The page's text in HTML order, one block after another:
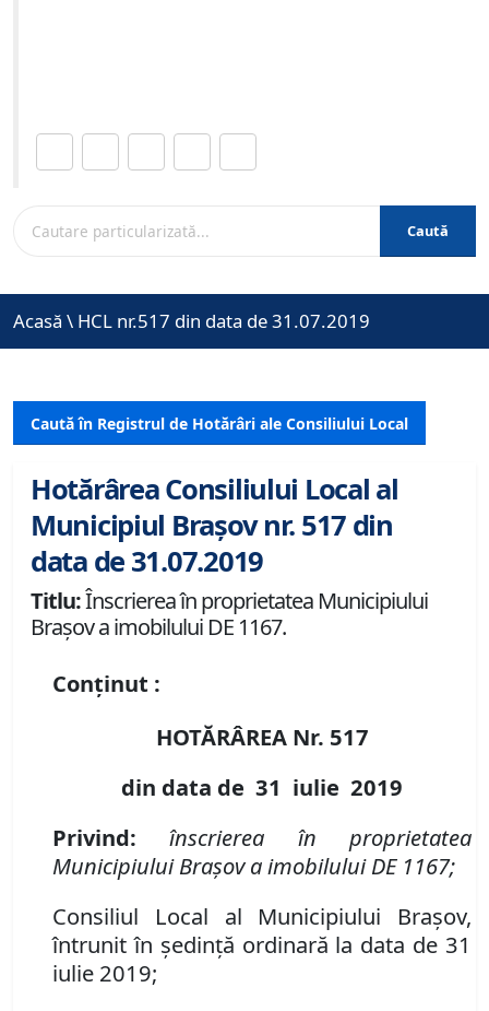
Caută
Acasă \ HCL nr.517 din data de 31.07.2019
Caută în Registrul de Hotărâri ale Consiliului Local
Hotărârea Consiliului Local al
Municipiul Brașov nr. 517 din
data de 31.07.2019
Titlu:Înscrierea în proprietatea Municipiului
Braşov a imobilului DE 1167.
Conținut :
HOTĂRÂREA Nr. 517
din data de 31 iulie 2019
Privind: înscrierea în proprietatea
Municipiului Braşov a imobilului DE 1167;
Consiliul Local al Municipiului Brașov,
întrunit în ședință ordinară la data de 31
iulie 2019;